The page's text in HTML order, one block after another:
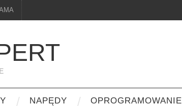
NAPĘDY OPROGRAMOWANIE